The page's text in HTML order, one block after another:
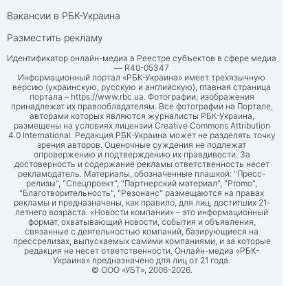
Вакансии в РБК-Украина
Разместить рекламу
Идентификатор онлайн-медиа в Реестре субъектов в сфере медиа
— R40-05347
Информационный портал «РБК-Украина» имеет трехязычную
версию (украинскую, русскую и английскую), главная страница
портала – https://www.rbc.ua. Фотографии, изображения
принадлежат их правообладателям. Все фотографии на Портале,
авторами которых являются журналисты РБК-Украина,
размещены на условиях лицензии Creative Commons Attribution
4.0 International. Редакция РБК-Украина может не разделять точку
зрения авторов. Оценочные суждения не подлежат
опровержению и подтверждению их правдивости. За
достоверность и содержание рекламы ответственность несет
рекламодатель. Материалы, обозначенные плашкой: "Пресс-
релизы", "Спецпроект", "Партнерский материал", "Promo",
"Благотворительность", "Резонанс" размещаются на правах
рекламы и предназначены, как правило, для лиц, достигших 21-
летнего возраста. «Новости компании» – это информационный
формат, охватывающий новости, события и объявления,
связанные с деятельностью компаний, базирующиеся на
прессрелизах, выпускаемых самими компаниями, и за которые
редакция не несет ответственности. Онлайн-медиа «РБК-
Украина» предназначено для лиц от 21 года.
© ООО «УБТ», 2006-2026.